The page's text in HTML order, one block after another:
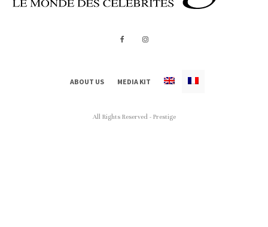
ABOUT US MEDIA KIT
All Rights Reserved - Prestige